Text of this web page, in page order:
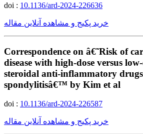
doi : 10.1136/ard-2024-226636
خرید پکیج و مشاهده آنلاین مقاله
Correspondence on â€˜Risk of
disease with high-dose versus
steroidal anti-inflammatory
spondylitisâ€™ by Kim et al
doi : 10.1136/ard-2024-226587
خرید پکیج و مشاهده آنلاین مقاله